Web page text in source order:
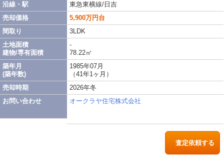
沿線・駅
売却価格
間取り
土地面積
建物/専有面積
築年月
(築年数)
売却時期
お問い合わせ
東急東横線/日吉
5,900万円台
3LDK
-
78.22㎡
1985年07月
（41年1ヶ月）
2026年冬
オークラヤ住宅株式会社
査定依頼する